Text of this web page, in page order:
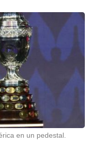
en un pedestal.